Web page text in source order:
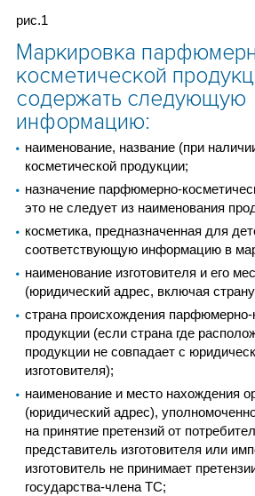
рис.1
Маркировка
косметической
содержать следующую
информацию:
наименование, название (при
косметической продукции;
назначение парфюмерно-
это не следует из наименования
косметика, предназначенная для
соответствующую информацию в
наименование изготовителя и его
(юридический адрес, включая
страна происхождения парфюмерно-
продукции (если страна где
продукции не совпадает с
изготовителя);
наименование и место нахождения
(юридический адрес),
на принятие претензий от
представитель изготовителя или
изготовитель не принимает
государства-члена ТС;